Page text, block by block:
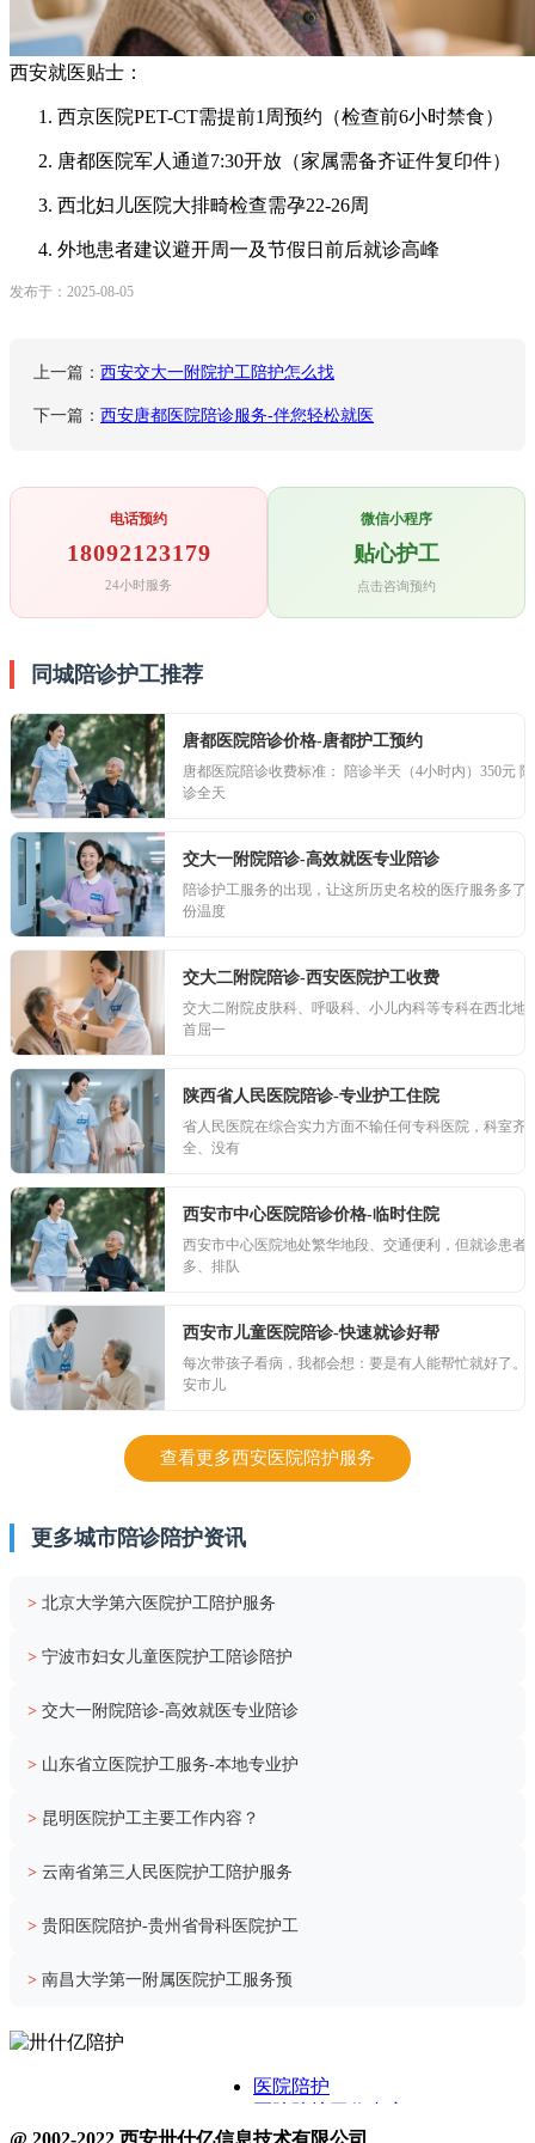
西安就医贴士：
西京医院PET-CT需提前1周预约（检查前6小时禁食）
唐都医院军人通道7:30开放（家属需备齐证件复印件）
西北妇儿医院大排畸检查需孕22-26周
外地患者建议避开周一及节假日前后就诊高峰
发布于：2025-08-05
上一篇： 西安交大一附院护工陪护怎么找
下一篇： 西安唐都医院陪诊服务-伴您轻松就医
电话预约
18092123179
24小时服务
微信小程序
贴心护工
点击咨询预约
同城陪诊护工推荐
唐都医院陪诊价格-唐都护工预约
唐都医院陪诊收费标准： 陪诊半天（4小时内）350元 陪
诊全天
交大一附院陪诊-高效就医专业陪诊
陪诊护工服务的出现，让这所历史名校的医疗服务多了
份温度
交大二附院陪诊-西安医院护工收费
交大二附院皮肤科、呼吸科、小儿内科等专科在西北地
首屈一
陕西省人民医院陪诊-专业护工住院
省人民医院在综合实力方面不输任何专科医院，科室齐
全、没有
西安市中心医院陪诊价格-临时住院
西安市中心医院地处繁华地段、交通便利，但就诊患者
多、排队
西安市儿童医院陪诊-快速就诊好帮
每次带孩子看病，我都会想：要是有人能帮忙就好了。
安市儿
查看更多西安医院陪护服务
更多城市陪诊陪护资讯
> 北京大学第六医院护工陪护服务
> 宁波市妇女儿童医院护工陪诊陪护
> 交大一附院陪诊-高效就医专业陪诊
> 山东省立医院护工服务-本地专业护
> 昆明医院护工主要工作内容？
> 云南省第三人民医院护工陪护服务
> 贵阳医院陪护-贵州省骨科医院护工
> 南昌大学第一附属医院护工服务预
医院陪护
关于卅什亿
@ 2002-2022 西安卅什亿信息技术有限公司